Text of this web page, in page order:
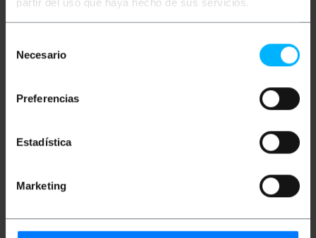
Necesario
Preferencias
Estadística
Marketing
entsprechend den Anforderungen jeder Installation
konfigurieren.
Antennenbox aus gelbem ABS-
Es hat zwei Gruppen von zwei
momentanen Drucktasten vom nicht-
werden).
Druckknöpfe mit Deckel, die je nach ihrer
Flexible Rohr-Stopfbuchse auf einer